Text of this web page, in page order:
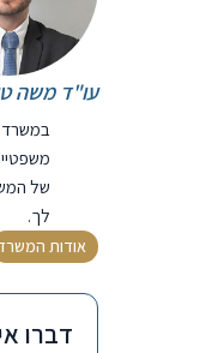
עו"ד משה
של
לך.
אודות
דברו